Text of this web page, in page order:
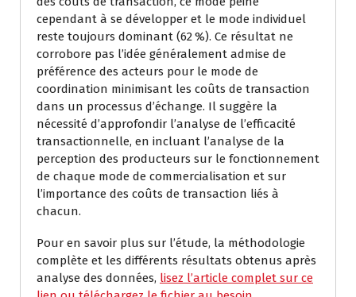
cependant à se développer et le mode individuel
reste toujours dominant (62 %). Ce résultat ne
corrobore pas l’idée généralement admise de
préférence des acteurs pour le mode de
coordination minimisant les coûts de transaction
dans un processus d’échange. Il suggère la
nécessité d’approfondir l’analyse de l’efficacité
transactionnelle, en incluant l’analyse de la
perception des producteurs sur le fonctionnement
de chaque mode de commercialisation et sur
l’importance des coûts de transaction liés à
chacun.
Pour en savoir plus sur l’étude, la méthodologie
complète et les différents résultats obtenus après
analyse des données, lisez l’article complet sur ce